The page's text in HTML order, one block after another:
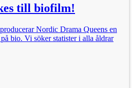
till biofilm!
Nordic Drama Queens en
bio. Vi söker statister i alla åldrar